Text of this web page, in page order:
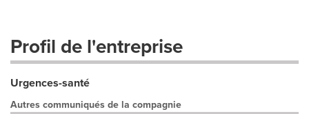
Profil de l'entreprise
Urgences-santé
Autres communiqués de la compagnie